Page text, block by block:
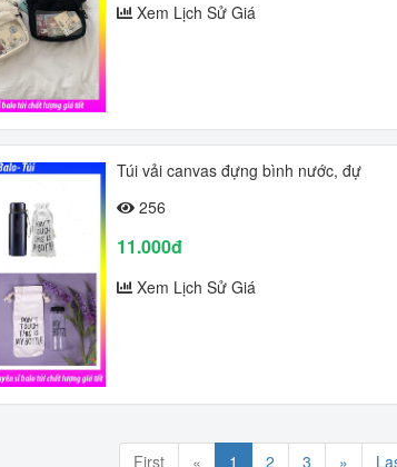
Xem Lịch Sử Giá
Túi vải canvas đựng bình nước, đự
256
11.000đ
Xem Lịch Sử Giá
First « 1 2 3 »